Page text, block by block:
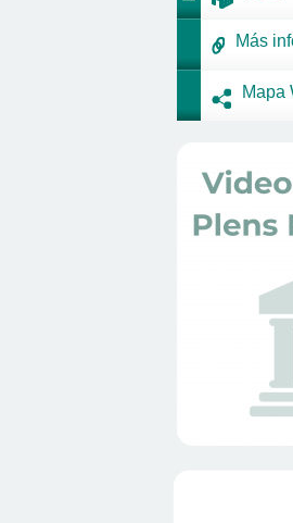
Más
Mapa